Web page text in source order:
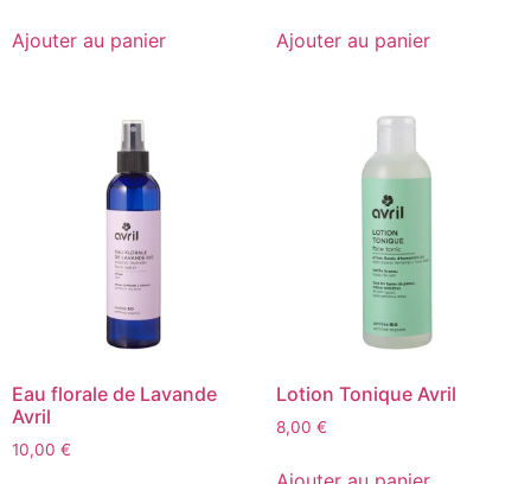
Ajouter au panier Ajouter au panier
Eau florale de Lavande
Avril
10,00 €
Lotion Tonique Avril
8,00 €